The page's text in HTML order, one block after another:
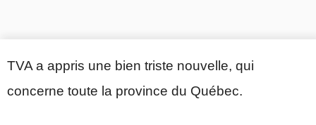
TVA a appris une bien triste nouvelle, qui
concerne toute la province du Québec.